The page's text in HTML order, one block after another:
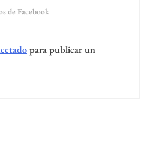
de Facebook
para publicar un